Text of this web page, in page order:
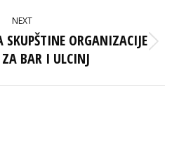
NEXT
Next
post:
SKUPŠTINE ORGANIZACIJE
ZA BAR I ULCINJ